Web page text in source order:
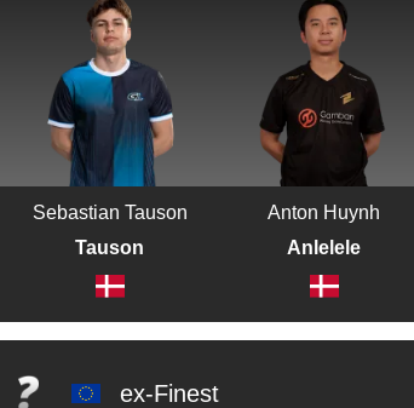
Sebastian Tauson
Tauson
Anton Huynh
Anlelele
ex-Finest